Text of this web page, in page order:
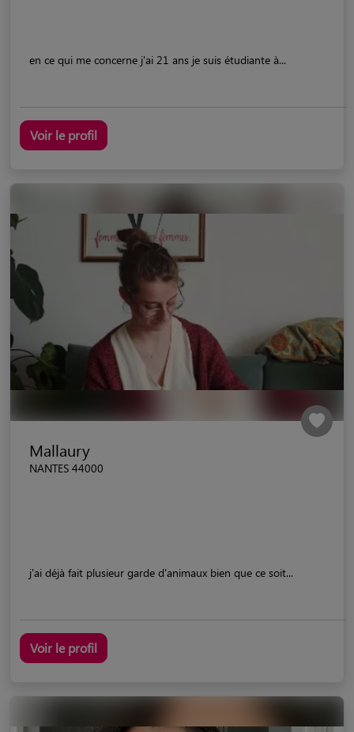
en ce qui me concerne j'ai 21 ans je suis étudiante à...
Voir le profil
Mallaury
NANTES 44000
j'ai déjà fait plusieur garde d'animaux bien que ce soit...
Voir le profil